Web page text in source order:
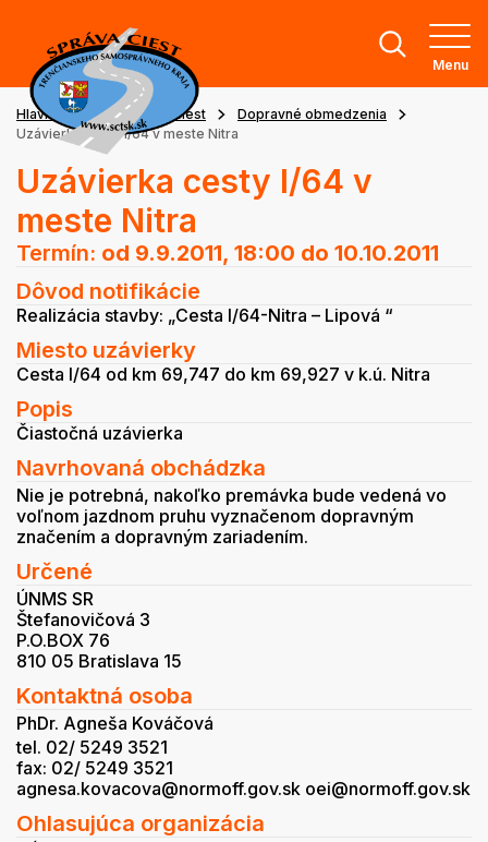
Menu
Hlavná stránka Stav ciest
Dopravné obmedzenia
Uzávierka cesty I/64 v meste Nitra
Uzávierka cesty I/64 v
meste Nitra
Termín: od 9.9.2011, 18:00 do 10.10.2011
Dôvod notifikácie
Realizácia stavby: „Cesta I/64-Nitra – Lipová “
Miesto uzávierky
Cesta I/64 od km 69,747 do km 69,927 v k.ú. Nitra
Popis
Čiastočná uzávierka
Navrhovaná obchádzka
Nie je potrebná, nakoľko premávka bude vedená vo
voľnom jazdnom pruhu vyznačenom dopravným
značením a dopravným zariadením.
Určené
ÚNMS SR
Štefanovičová 3
P.O.BOX 76
810 05 Bratislava 15
Kontaktná osoba
PhDr. Agneša Kováčová
tel. 02/ 5249 3521
fax: 02/ 5249 3521
agnesa.kovacova@normoff.gov.sk oei@normoff.gov.sk
Ohlasujúca organizácia